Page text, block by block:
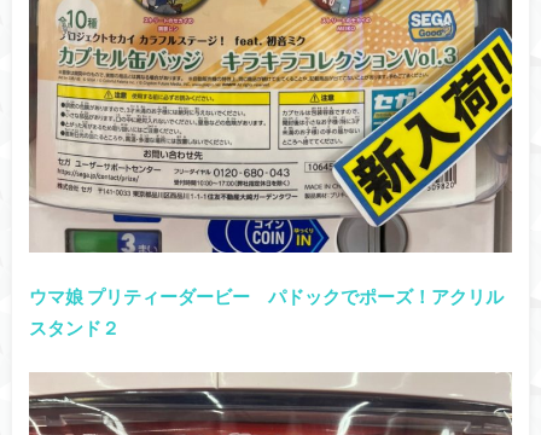
ウマ娘 プリティーダービー パドックでポーズ！アクリル
スタンド２